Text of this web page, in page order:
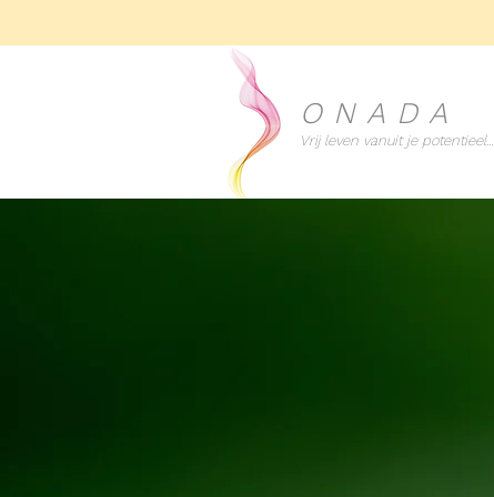
ONADA
Vrij leven vanuit je potentieel...